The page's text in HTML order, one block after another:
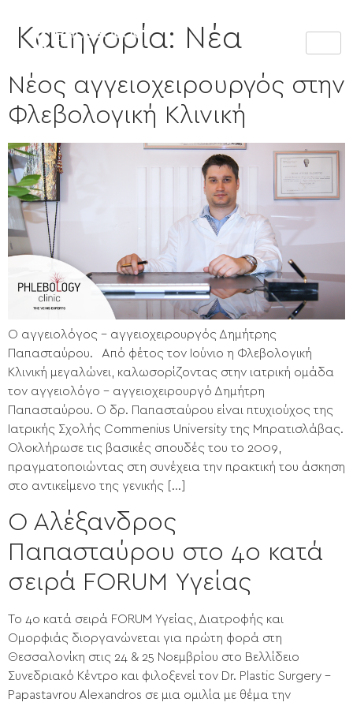
Κατηγορία: Νέα
Νέος αγγειοχειρουργός στην
Φλεβολογική Κλινική
Ο αγγειολόγος – αγγειοχειρουργός Δημήτρης
Παπασταύρου. Από φέτος τον Ιούνιο η Φλεβολογική
Κλινική μεγαλώνει, καλωσορίζοντας στην ιατρική ομάδα
τον αγγειολόγο – αγγειοχειρουργό Δημήτρη
Παπασταύρου. Ο δρ. Παπασταύρου είναι πτυχιούχος της
Ιατρικής Σχολής Commenius University της Μπρατισλάβας.
Ολοκλήρωσε τις βασικές σπουδές του το 2009,
πραγματοποιώντας στη συνέχεια την πρακτική του άσκηση
στο αντικείμενο της γενικής […]
Ο Αλέξανδρος
Παπασταύρου στο 4ο κατά
σειρά FORUM Υγείας
Το 4ο κατά σειρά FORUM Υγείας, Διατροφής και
Ομορφιάς διοργανώνεται για πρώτη φορά στη
Θεσσαλονίκη στις 24 & 25 Νοεμβρίου στο Βελλίδειο
Συνεδριακό Κέντρο και φιλοξενεί τον Dr. Plastic Surgery –
Papastavrou Alexandros σε μια ομιλία με θέμα την